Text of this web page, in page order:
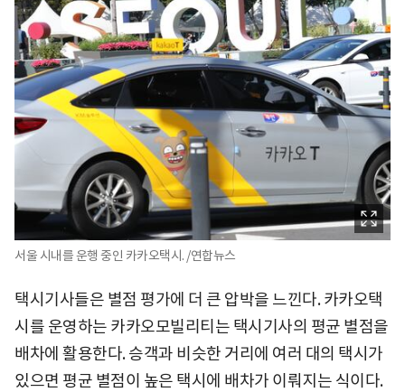
서울 시내를 운행 중인 카카오택시. /연합뉴스
택시기사들은 별점 평가에 더 큰 압박을 느낀다. 카카오택
시를 운영하는 카카오모빌리티는 택시기사의 평균 별점을
배차에 활용한다. 승객과 비슷한 거리에 여러 대의 택시가
있으면 평균 별점이 높은 택시에 배차가 이뤄지는 식이다.